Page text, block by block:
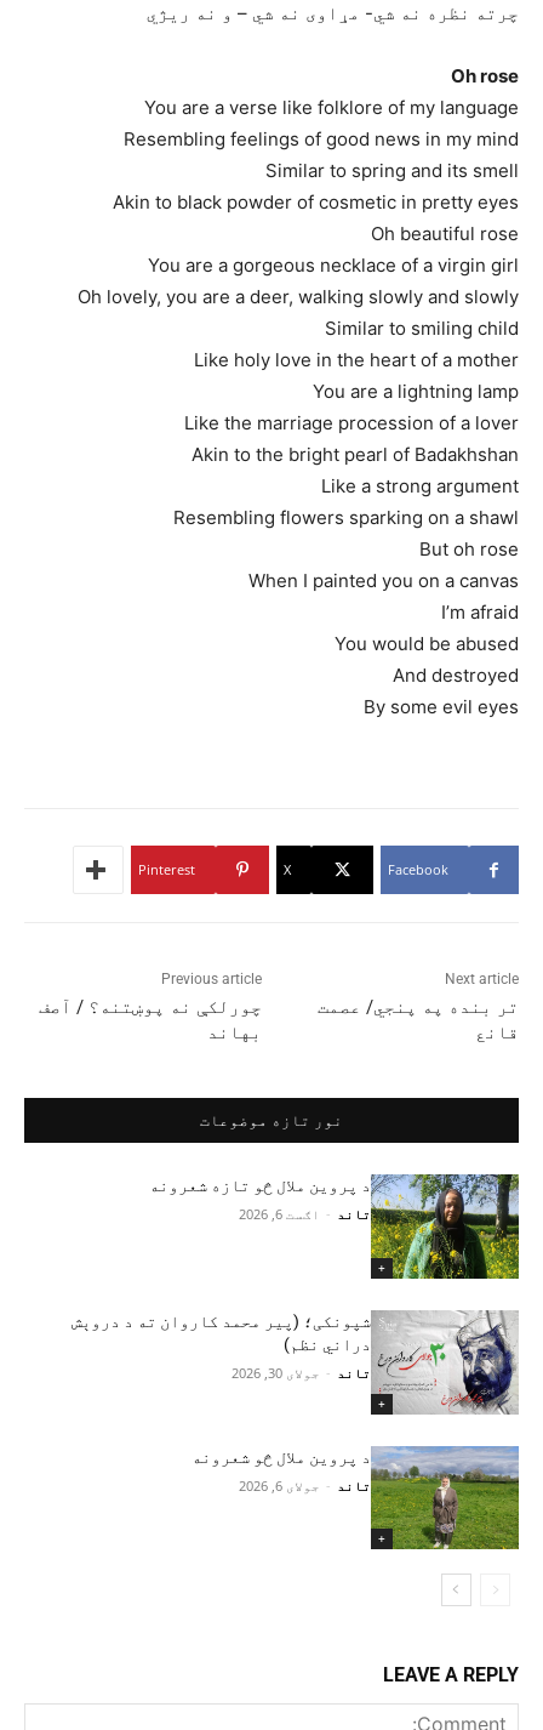
چرته نظره نه شي- مړاوی نه شي – و نه ریژي
Oh rose
You are a verse like folklore of my language
Resembling feelings of good news in my mind
Similar to spring and its smell
Akin to black powder of cosmetic in pretty eyes
Oh beautiful rose
You are a gorgeous necklace of a virgin girl
Oh lovely, you are a deer, walking slowly and slowly
Similar to smiling child
Like holy love in the heart of a mother
You are a lightning lamp
Like the marriage procession of a lover
Akin to the bright pearl of Badakhshan
Like a strong argument
Resembling flowers sparking on a shawl
But oh rose
When I painted you on a canvas
I’m afraid
You would be abused
And destroyed
By some evil eyes
Facebook
X
Pinterest
Previous article
چورلکې نه پوښتنه؟ / آصف
بهاند
Next article
تر بنده په پنجي/ عصمت
قانع
نور تازه موضوعات
+
د پروین ملال څو تازه شعرونه
تاند - اګست 6, 2026
+
شپونکی؛ (پير محمد کاروان ته د دروېش
دراني نظم)
تاند - جولای 30, 2026
+
د پروین ملال څو شعرونه
تاند - جولای 6, 2026
LEAVE A REPLY